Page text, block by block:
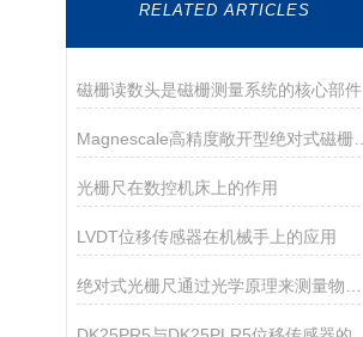
RELATED ARTICLES
磁栅读数头是磁栅测量系统的核心部件
Magnescale高精度敞开型绝对式磁栅尺特征及亮点
光栅尺在数控机床上的作用
LVDT位移传感器在机械手上的应用